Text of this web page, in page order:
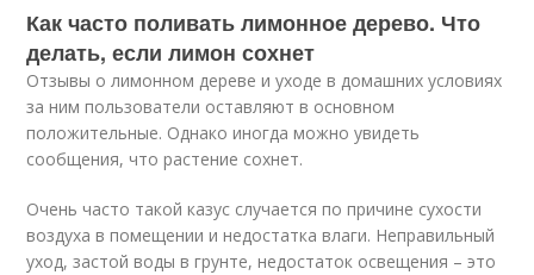
Как часто поливать лимонное дерево. Что
делать, если лимон сохнет
Отзывы о лимонном дереве и уходе в домашних условиях
за ним пользователи оставляют в основном
положительные. Однако иногда можно увидеть
сообщения, что растение сохнет.
Очень часто такой казус случается по причине сухости
воздуха в помещении и недостатка влаги. Неправильный
уход, застой воды в грунте, недостаток освещения – это